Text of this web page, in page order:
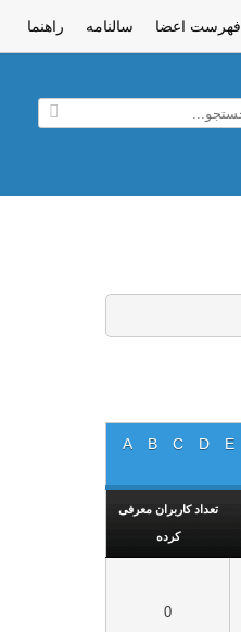
فهرست اعضا سالنامه راهنما
A B C D E
تعداد کاربران معرفی
کرده
0